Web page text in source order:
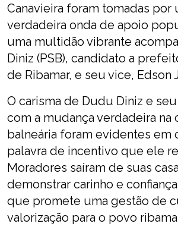
Canavieira foram tomadas por
verdadeira onda de apoio
uma multidão vibrante
Diniz (PSB), candidato a
de Ribamar, e seu vice, Edson
O carisma de Dudu Diniz e
com a mudança verdadeira na
balneária foram evidentes em
palavra de incentivo que ele
Moradores saíram de suas
demonstrar carinho e
que promete uma gestão de
valorização para o povo